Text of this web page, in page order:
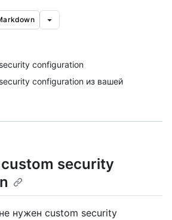
configuration
configuration из вашей
security
нужен custom security